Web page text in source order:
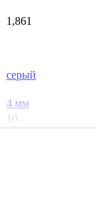
1,861
серый
4 мм
10